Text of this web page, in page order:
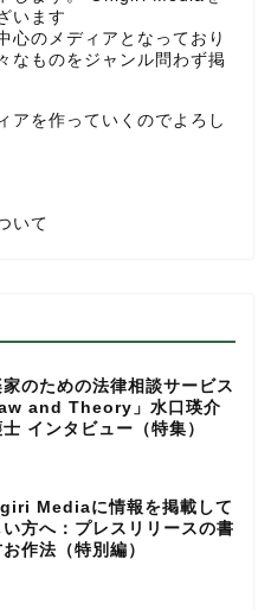
います
心のメディアとなっており
なものをジャンル問わず掲
アを作っていくのでよろし
いて
のための法律相談サービス
and Theory」水口瑛介
インタビュー（特集）
Mediaに情報を掲載して
い方へ：プレスリリースの書
お作法（特別編）